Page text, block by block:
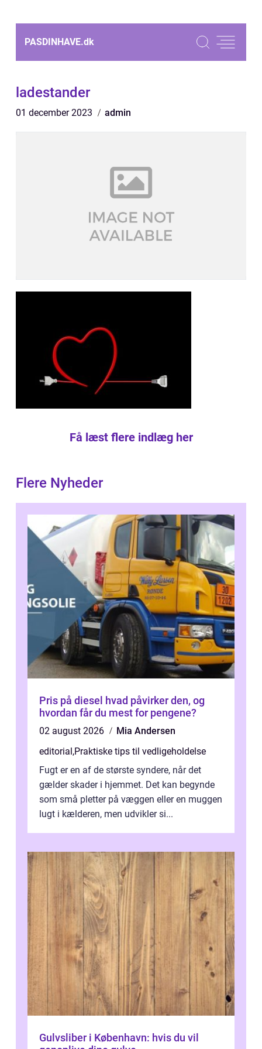
PASDINHAVE.dk
ladestander
01 december 2023 admin
Få læst flere indlæg her
Flere Nyheder
Pris på diesel hvad påvirker den, og
hvordan får du mest for pengene?
02 august 2026
Mia Andersen
editorial,Praktiske tips til vedligeholdelse
Fugt er en af de største syndere, når det
gælder skader i hjemmet. Det kan begynde
som små pletter på væggen eller en muggen
lugt i kælderen, men udvikler si...
Gulvsliber i København: hvis du vil